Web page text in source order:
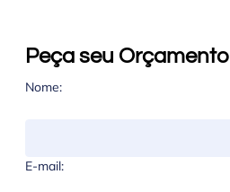
Peça seu Orçamento
Nome:
E-mail: